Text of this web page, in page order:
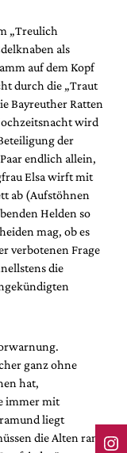
„Treulich
als
auf dem Kopf
durch die „Traut
Bayreuther Ratten
wird
der
endlich allein,
Elsa wirft mit
ab (Aufstöhnen
Helden so
mag, ob es
verbotenen Frage
die
ganz ohne
hat,
immer mit
liegt
die Alten ran.